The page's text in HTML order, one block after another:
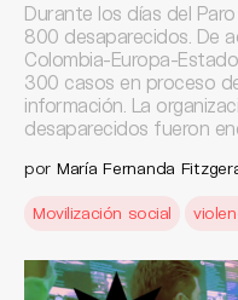
Durante los días del
800 desaparecidos. De
Colombia-Europa-
300 casos en proceso
información. La
desaparecidos fueron
por María Fernanda
Movilización social